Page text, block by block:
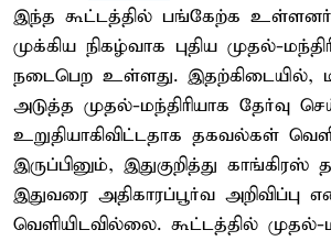
இந்த கூட்டத்தில் பங்கேற்க
முக்கிய நிகழ்வாக புதிய முதல்-
நடைபெற உள்ளது. இதற்கிடையில்,
அடுத்த முதல்-மந்திரியாக தேர்வு
உறுதியாகிவிட்டதாக தகவல்கள்
இருப்பினும், இதுகுறித்து
இதுவரை அதிகாரப்பூர்வ அறிவிப்பு
வெளியிடவில்லை. கூட்டத்தில் முதல்-